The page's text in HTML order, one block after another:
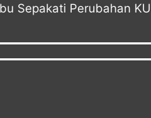
Sepakati Perubahan